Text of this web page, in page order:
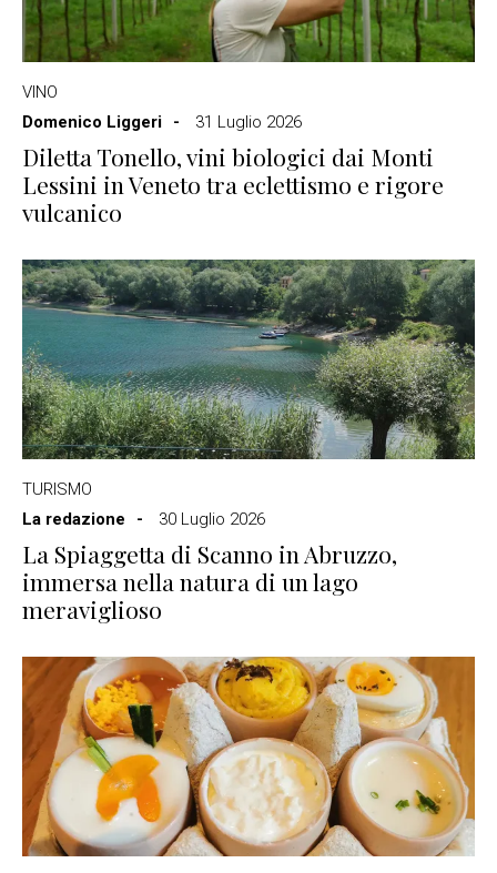
VINO
Domenico Liggeri
31 Luglio 2026
Diletta Tonello, vini biologici dai Monti
Lessini in Veneto tra eclettismo e rigore
vulcanico
TURISMO
La redazione
30 Luglio 2026
La Spiaggetta di Scanno in Abruzzo,
immersa nella natura di un lago
meraviglioso